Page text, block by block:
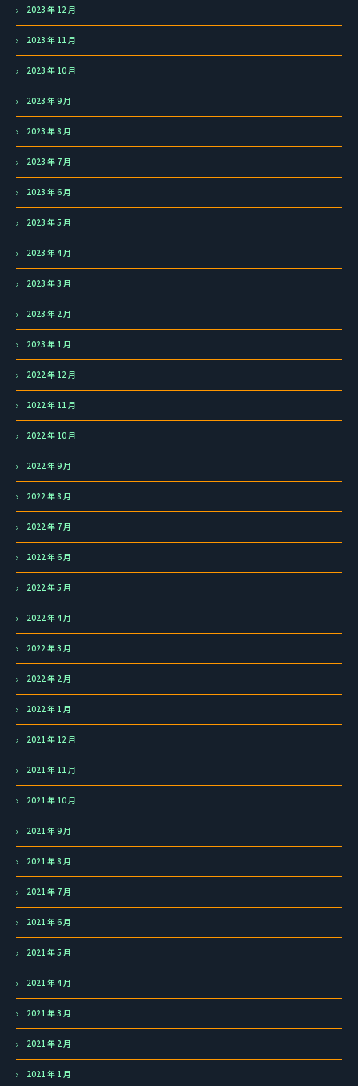
2023 年 12 月
2023 年 11 月
2023 年 10 月
2023 年 9 月
2023 年 8 月
2023 年 7 月
2023 年 6 月
2023 年 5 月
2023 年 4 月
2023 年 3 月
2023 年 2 月
2023 年 1 月
2022 年 12 月
2022 年 11 月
2022 年 10 月
2022 年 9 月
2022 年 8 月
2022 年 7 月
2022 年 6 月
2022 年 5 月
2022 年 4 月
2022 年 3 月
2022 年 2 月
2022 年 1 月
2021 年 12 月
2021 年 11 月
2021 年 10 月
2021 年 9 月
2021 年 8 月
2021 年 7 月
2021 年 6 月
2021 年 5 月
2021 年 4 月
2021 年 3 月
2021 年 2 月
2021 年 1 月